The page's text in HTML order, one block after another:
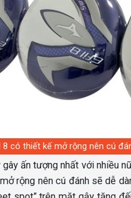
8 có thiết kế mở rộng nên cú
ấn tượng nhất với nhiều
rộng nên cú đánh sẽ dễ